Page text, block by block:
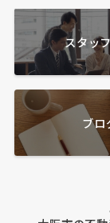
スタッ
ブロ